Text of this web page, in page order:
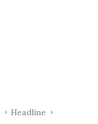
Headline